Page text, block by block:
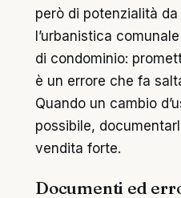
però di potenzialità
l’urbanistica
di condominio:
è un errore che fa
Quando un cambio
possibile,
vendita forte.
Documenti ed